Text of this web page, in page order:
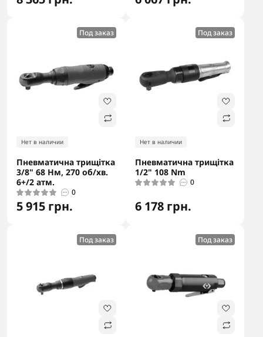
Под заказ
Нет в наличии
Пневматична трищітка
3/8" 68 Нм, 270 об/хв.
6+/2 атм.
0
5 915 грн.
Под заказ
Нет в наличии
Пневматична трищітка
1/2" 108 Nm
0
6 178 грн.
Под заказ Под заказ